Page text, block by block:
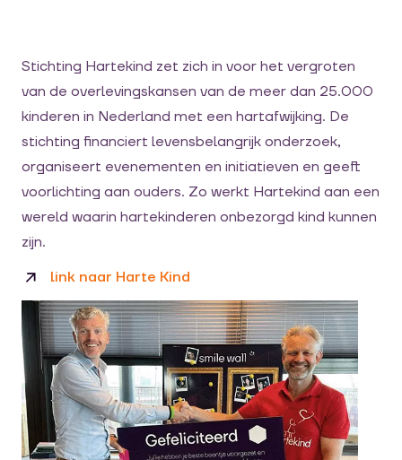
Stichting Hartekind zet zich in voor het vergroten
van de overlevingskansen van de meer dan 25.000
kinderen in Nederland met een hartafwijking. De
stichting financiert levensbelangrijk onderzoek,
organiseert evenementen en initiatieven en geeft
voorlichting aan ouders. Zo werkt Hartekind aan een
wereld waarin hartekinderen onbezorgd kind kunnen
zijn.
link naar Harte Kind